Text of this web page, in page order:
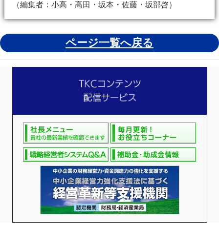
（編集者：小高・高田・坂本・佐藤・坂部啓）
ページ一覧へ戻る